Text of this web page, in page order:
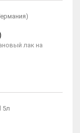
лак на